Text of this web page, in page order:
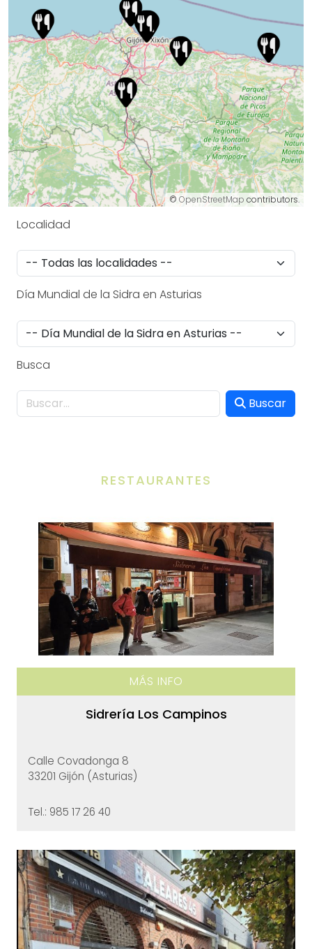
© OpenStreetMap contributors.
Localidad
Día Mundial de la Sidra en Asturias
Busca
Buscar
RESTAURANTES
MÁS INFO
Sidrería Los Campinos
Calle Covadonga 8
33201 Gijón (Asturias)
Tel.: 985 17 26 40